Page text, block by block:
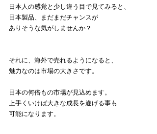
日本人の感覚と少し違う目で見てみると、
日本製品、まだまだチャンスが
ありそうな気がしませんか？
それに、海外で売れるようになると、
魅力なのは市場の大きさです。
日本の何倍もの市場が見込めます。
上手くいけば大きな成長を遂げる事も
可能になります。